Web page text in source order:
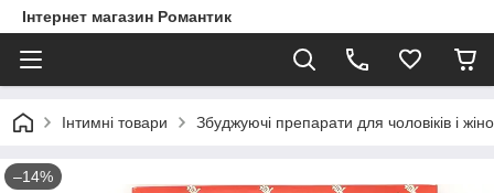
Інтернет магазин Романтик
Інтимні товари Збуджуючі препарати для чоловіків і
–14%